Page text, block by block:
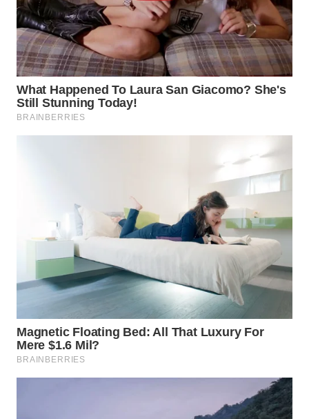
TAPANULI
TENGAH
WN DELI
SERDANG
WN
TEBING
TINGGI
WN
KARAWANG
WN
BEKASI
WN
BOGOR
WN